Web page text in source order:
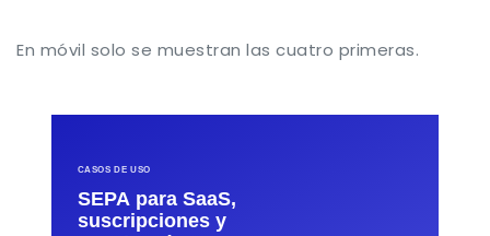
En móvil solo se muestran las cuatro primeras.